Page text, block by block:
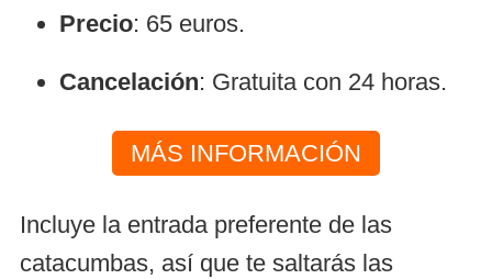
Precio: 65 euros.
Cancelación: Gratuita con 24 horas.
MÁS INFORMACIÓN
Incluye la entrada preferente de las
catacumbas, así que te saltarás las